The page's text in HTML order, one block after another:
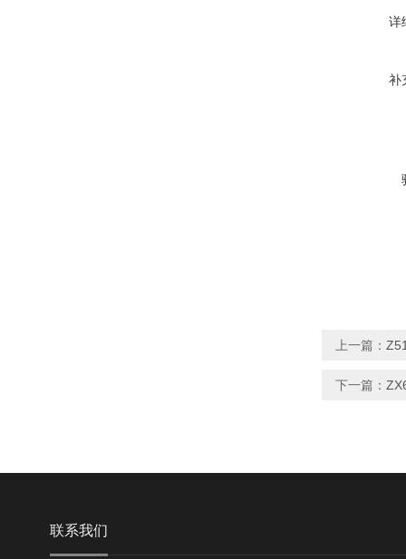
详
补
上一篇：
下一篇：
联系我们